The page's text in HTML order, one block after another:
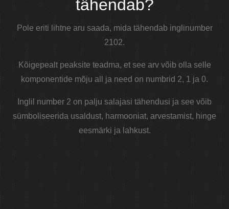
tähendab?
Pole eriti lihtne aru saada, mida tähendab inglinumber
2102.
Kõigepealt peaksite teadma, et see arv võib olla selle
komponentide mõju all ja need on numbrid 2, 1 ja 0.
Inglil number 2 on palju salajasi tähendusi ja see võib
sümboliseerida usaldust, harmooniat, arvestamist, hinge
eesmärki ja lahkust.